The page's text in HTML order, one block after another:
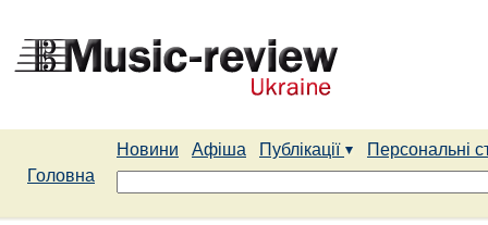
Новини Афіша Публікації
Персональні
Головна